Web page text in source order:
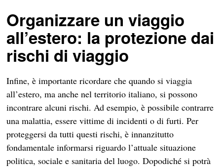
Organizzare un viaggio
all’estero: la protezione dai
rischi di viaggio
Infine, è importante ricordare che quando si viaggia
all’estero, ma anche nel territorio italiano, si possono
incontrare alcuni rischi. Ad esempio, è possibile contrarre
una malattia, essere vittime di incidenti o di furti. Per
proteggersi da tutti questi rischi, è innanzitutto
fondamentale informarsi riguardo l’attuale situazione
politica, sociale e sanitaria del luogo. Dopodiché si potrà